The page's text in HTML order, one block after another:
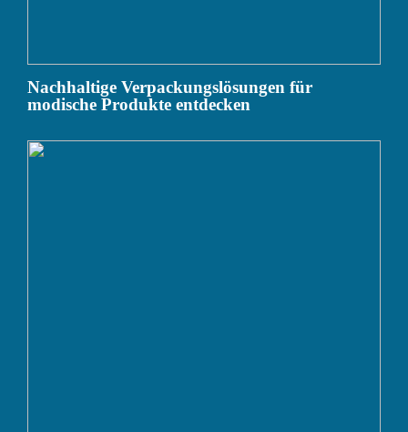
Nachhaltige Verpackungslösungen für
modische Produkte entdecken